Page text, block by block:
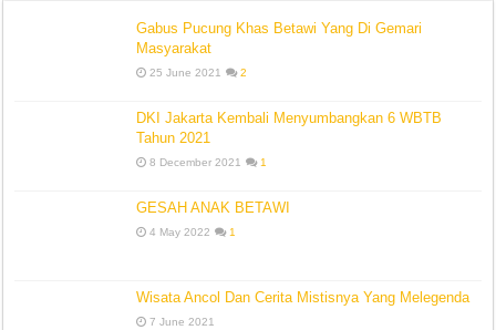
Gabus Pucung Khas Betawi Yang Di Gemari
Masyarakat
25 June 2021 2
DKI Jakarta Kembali Menyumbangkan 6 WBTB
Tahun 2021
8 December 2021 1
GESAH ANAK BETAWI
4 May 2022 1
Wisata Ancol Dan Cerita Mistisnya Yang Melegenda
7 June 2021